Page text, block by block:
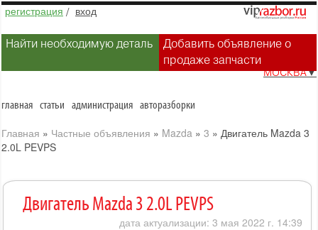
регистрация / вход
Найти необходимую деталь
Добавить объявление о
продаже запчасти
МОСКВА▼
главная статьи администрация авторазборки
Главная » Частные объявления » Mazda » 3 » Двигатель Mazda 3
2.0L PEVPS
Двигатель Mazda 3 2.0L PEVPS
дата актуализации: 3 мая 2022 г. 14:39